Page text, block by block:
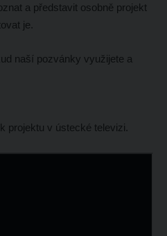
a představit osobně projekt
je.
naší pozvánky využijete a
projektu v ústecké televizi.